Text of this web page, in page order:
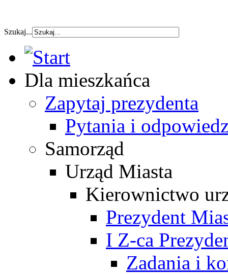
szybka pozyczka
Szukaj...
Dla mieszkańca
Zapytaj prezydenta
Pytania i
Samorząd
Urząd Miasta
Kierownictwo
Prezydent
I Z-ca
Zadania i